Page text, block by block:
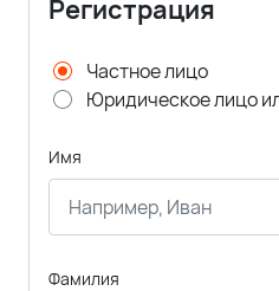
Регистрация
Частное лицо
Юридическое лицо
Имя
Фамилия